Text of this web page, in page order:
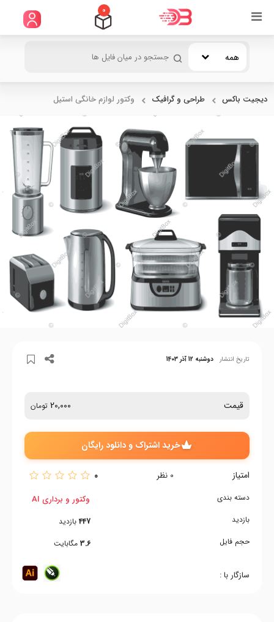
0
همه
دیجیت باکس طراحی و گرافیک وکتور لوازم خانگی استیل
تاریخ انتشار دوشنبه 12 آذر 1403
قیمت 20,000 تومان
خرید اشتراک و دانلود رایگان
امتیاز 0 نظر 0
دسته بندی
بازدید
حجم فایل
وکتور و برداری AI
447 بازدید
3.6 مگابایت
سازگار با :